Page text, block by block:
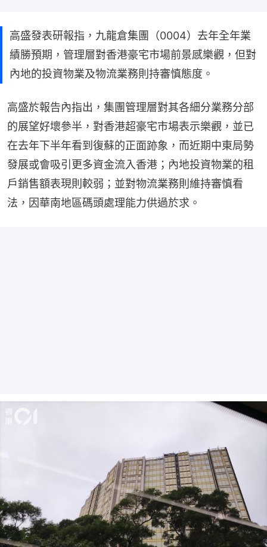
高盛發表研報指，九龍倉集團（0004）去年全年業
績勝預期，管理層對香港豪宅市場前景感樂觀，但對
內地的投資物業及物流業務則持審慎態度。
高盛於報告內指出，集團管理層對其各細分業務分部
的展望好壞參半，對香港超豪宅市場表示樂觀，並已
在去年下半年看到復蘇的正面跡象，而近期中東局勢
發展或會吸引更多資金流入香港；內地投資物業的租
戶銷售額表現則較弱；並對物流業務則維持審慎看
法，因華南地區碼頭處理能力供過於求。